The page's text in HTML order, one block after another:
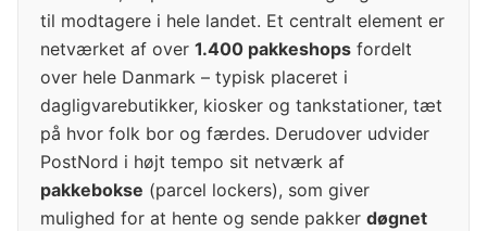
til modtagere i hele landet. Et centralt element er
netværket af over 1.400 pakkeshops fordelt
over hele Danmark – typisk placeret i
dagligvarebutikker, kiosker og tankstationer, tæt
på hvor folk bor og færdes. Derudover udvider
PostNord i højt tempo sit netværk af
pakkebokse (parcel lockers), som giver
mulighed for at hente og sende pakker døgnet